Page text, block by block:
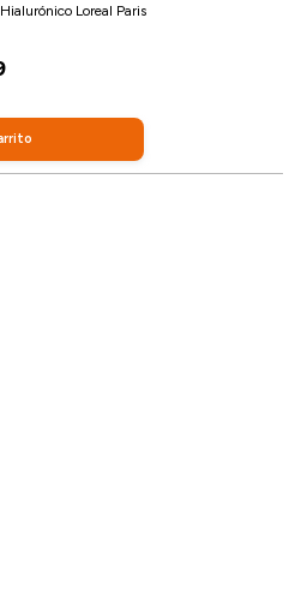
Loreal Paris